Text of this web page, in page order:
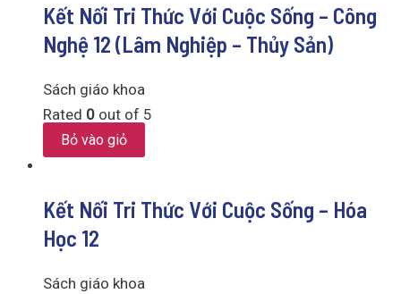
Kết Nối Tri Thức Với Cuộc Sống – Công
Nghệ 12 (Lâm Nghiệp – Thủy Sản)
Sách giáo khoa
Rated 0 out of 5
Bỏ vào giỏ
Kết Nối Tri Thức Với Cuộc Sống – Hóa
Học 12
Sách giáo khoa